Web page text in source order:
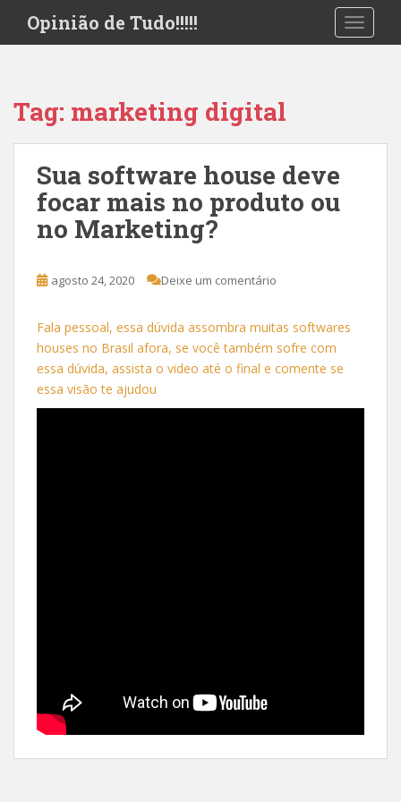
i
Opinião de Tudo!!!!!
Tag: marketing digital
Sua software house deve
focar mais no produto ou
no Marketing?
agosto 24, 2020 Deixe um comentário
Fala pessoal, essa dúvida assombra muitas softwares
houses no Brasil afora, se você também sofre com
essa dúvida, assista o video até o final e comente se
essa visão te ajudou